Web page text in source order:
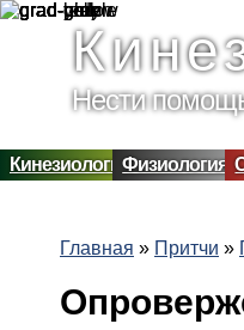
Перейти к основному
Нести
КинезиологияФизиология
Вы здесь
Главная » Притчи »